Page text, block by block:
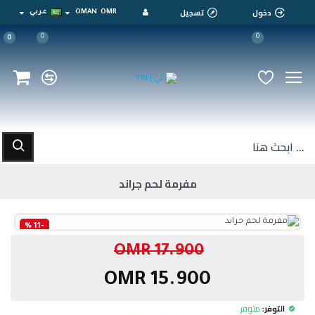
دخول تسجيل OMR
OMAN عربي
0
0
0
مفرمة لحم جراند
-11 %
التوفر: متوفر
15.900 OMR
17.900 OMR